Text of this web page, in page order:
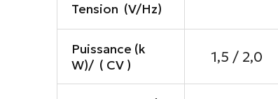
Tension (V/Hz)
Puissance (k
W)/ ( CV )
1,5 / 2,0